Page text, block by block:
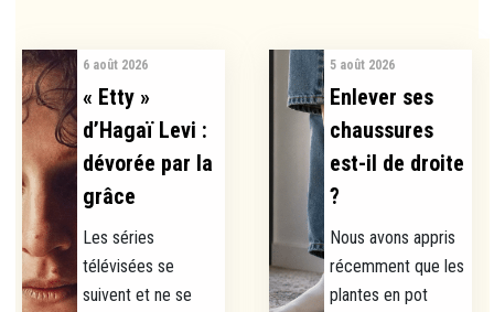
6 août 2026
« Etty »
d’Hagaï Levi :
dévorée par la
grâce
Les séries
télévisées se
suivent et ne se
5 août 2026
Enlever ses
chaussures
est-il de droite
?
Nous avons appris
récemment que les
plantes en pot